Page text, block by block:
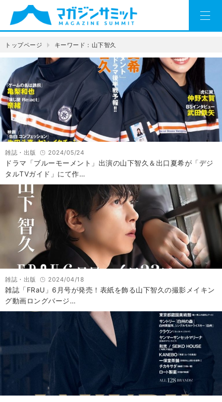
トップページ キーワード：山下智久
雑誌・出版 2024/05/24
ドラマ「ブルーモーメント」出演の山下智久＆出口夏希が「デジ
タルTVガイド」にて作…
雑誌・出版 2024/04/18
雑誌「FRaU」6月号が発売！表紙を飾る山下智久の撮影メイキン
グ動画ロングバージ…